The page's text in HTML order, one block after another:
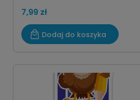
7,99 zł
Dodaj do koszyka